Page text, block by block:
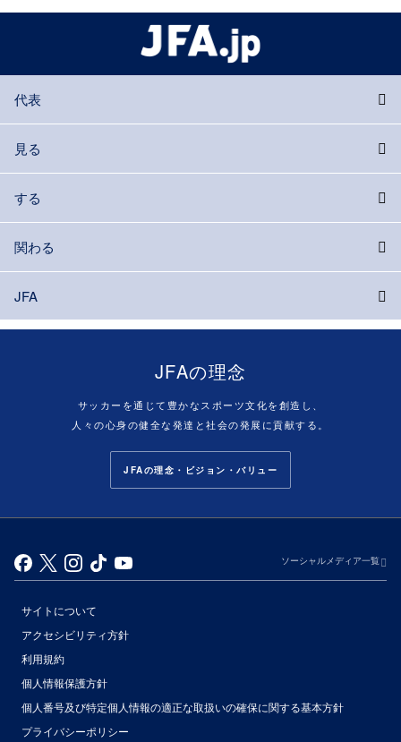
代表
見る
する
関わる
JFA
JFAの理念
サッカーを通じて豊かなスポーツ文化を創造し、
人々の心身の健全な発達と社会の発展に貢献する。
JFAの理念・ビジョン・バリュー
ソーシャルメディア一覧
サイトについて
アクセシビリティ方針
利用規約
個人情報保護方針
個人番号及び特定個人情報の適正な取扱いの確保に関する基本方針
プライバシーポリシー